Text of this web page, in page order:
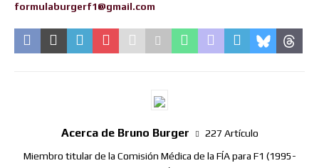
formulaburgerf1@gmail.com
Acerca de Bruno Burger 227 Artículo
Miembro titular de la Comisión Médica de la FÍA para F1 (1995-